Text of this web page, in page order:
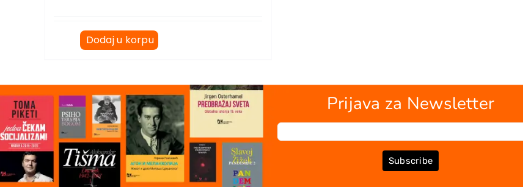
Dodaj u korpu
Prijava za Newsletter
Subscribe